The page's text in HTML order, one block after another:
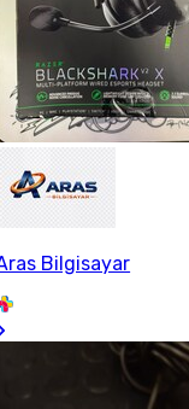
Bilgisayar